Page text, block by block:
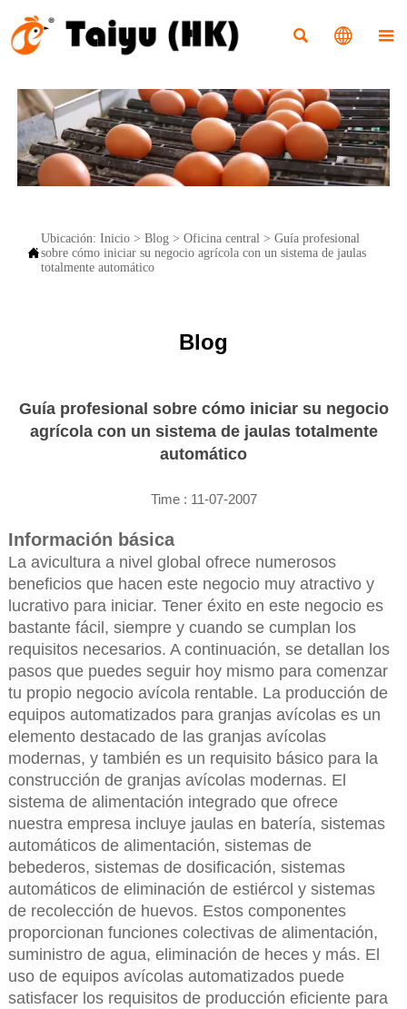
  

Ubicación: Inicio> Blog> Oficina central > Guía profesional
sobre cómo iniciar su negocio agrícola con un sistema de jaulas
totalmente automático
Blog
Guía profesional sobre cómo iniciar su negocio
agrícola con un sistema de jaulas totalmente
automático
Time : 11-07-2007
Información básica
La avicultura a nivel global ofrece numerosos
beneficios que hacen este negocio muy atractivo y
lucrativo para iniciar. Tener éxito en este negocio es
bastante fácil, siempre y cuando se cumplan los
requisitos necesarios. A continuación, se detallan los
pasos que puedes seguir hoy mismo para comenzar
tu propio negocio avícola rentable. La producción de
equipos automatizados para granjas avícolas es un
elemento destacado de las granjas avícolas
modernas, y también es un requisito básico para la
construcción de granjas avícolas modernas. El
sistema de alimentación integrado que ofrece
nuestra empresa incluye jaulas en batería, sistemas
automáticos de alimentación, sistemas de
bebederos, sistemas de dosificación, sistemas
automáticos de eliminación de estiércol y sistemas
de recolección de huevos. Estos componentes
proporcionan funciones colectivas de alimentación,
suministro de agua, eliminación de heces y más. El
uso de equipos avícolas automatizados puede
satisfacer los requisitos de producción eficiente para